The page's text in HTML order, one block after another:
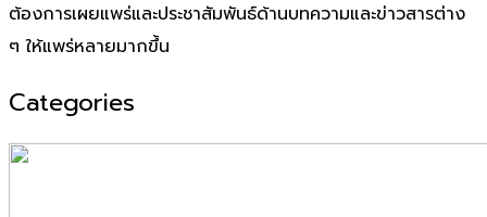
ต้องการเผยแพร่และประชาสัมพันธ์ด้านบทความและข่าวสารต่าง
ๆ ให้แพร่หลายมากขึ้น
Categories